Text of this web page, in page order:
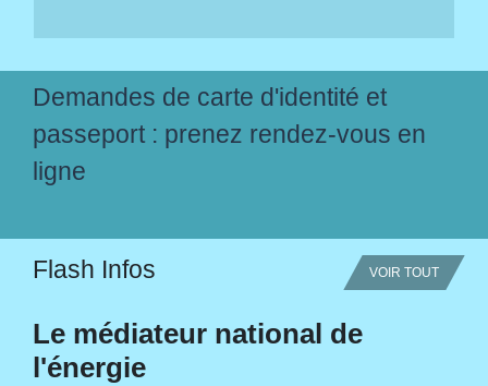
Demandes de carte d'identité et
passeport : prenez rendez-vous en
ligne
Flash Infos VOIR TOUT
Le médiateur national de
l'énergie